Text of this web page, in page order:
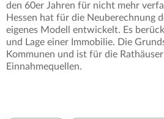
den 60er Jahren für nicht mehr
Hessen hat für die Neuberechnung
eigenes Modell entwickelt. Es
und Lage einer Immobilie. Die
Kommunen und ist für die
Einnahmequellen.